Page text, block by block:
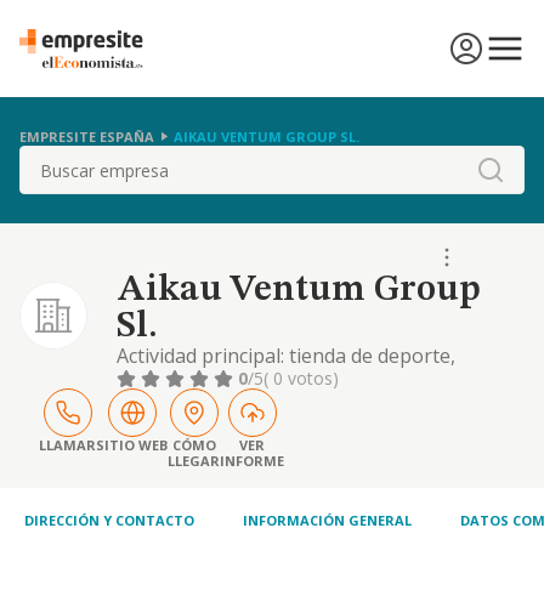
EMPRESITE ESPAÑA AIKAU VENTUM GROUP SL.
Buscar
Aikau Ventum Group
Sl.
Actividad principal: tienda de deporte,
escuela de deporte (cnae 8559, 8560). otras
actividades: a) suministro de personal a
empresas (cnae 7810, 7820, 78301). b)
servicios: comerciales, venta, publicidad,
representantes. (cnae 7021). c) franquicias. d)
(cnae
0/5( 0 votos)
LLAMARSITIO WEB CÓMO
LLEGAR
VER
INFORME
DIRECCIÓN Y CONTACTO INFORMACIÓN GENERAL DATOS